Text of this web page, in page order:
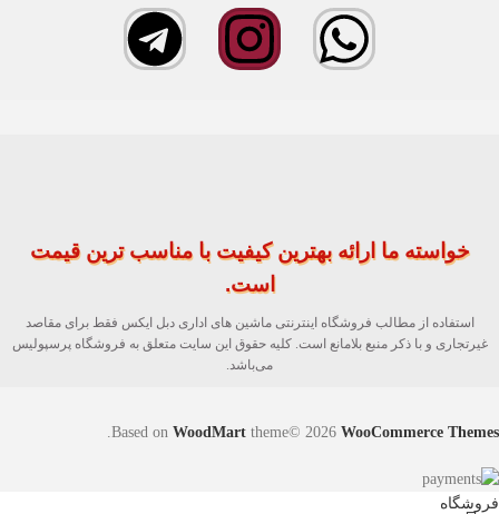
خواسته ما ارائه بهترین کیفیت با مناسب ترین قیمت
است.
استفاده از مطالب فروشگاه اینترنتی ماشین های اداری دبل ایکس فقط برای مقاصد
غیرتجاری و با ذکر منبع بلامانع است. کلیه حقوق این سایت متعلق به فروشگاه پرسپولیس
می‌باشد.
Based on WoodMart theme© 2026 WooCommerce Themes
.
فروشگاه